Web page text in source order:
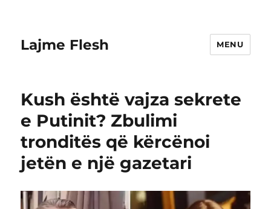
Lajme Flesh MENU
Kush është vajza sekrete
e Putinit? Zbulimi
tronditës që kërcënoi
jetën e një gazetari